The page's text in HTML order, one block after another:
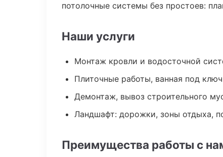
потолочные системы без простоев:
Наши услуги
Монтаж кровли и водосточной
Плиточные работы, ванная под ключ
Демонтаж, вывоз строительного
Ландшафт: дорожки, зоны отдыха,
Преимущества работы с